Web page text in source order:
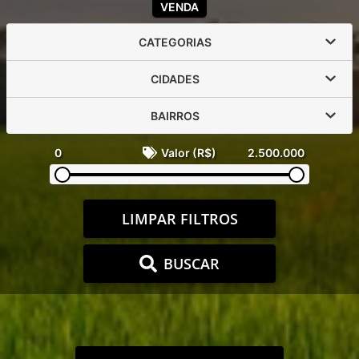
VENDA
CATEGORIAS
CIDADES
BAIRROS
0 Valor (R$) 2.500.000
LIMPAR FILTROS
BUSCAR